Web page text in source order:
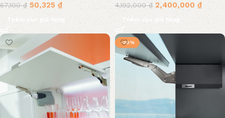
67,100₫ 50,325₫
Thêm vào giỏ hàng
4,192,000₫ 2,400,000 ₫
Thêm vào giỏ hàng
-30%